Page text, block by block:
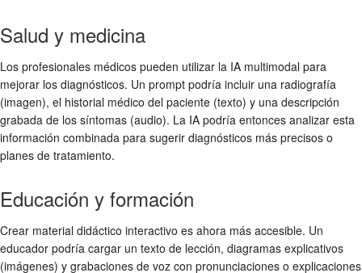
Salud y medicina
Los profesionales médicos pueden utilizar la IA multimodal para
mejorar los diagnósticos. Un prompt podría incluir una radiografía
(imagen), el historial médico del paciente (texto) y una descripción
grabada de los síntomas (audio). La IA podría entonces analizar esta
información combinada para sugerir diagnósticos más precisos o
planes de tratamiento.
Educación y formación
Crear material didáctico interactivo es ahora más accesible. Un
educador podría cargar un texto de lección, diagramas explicativos
(imágenes) y grabaciones de voz con pronunciaciones o explicaciones